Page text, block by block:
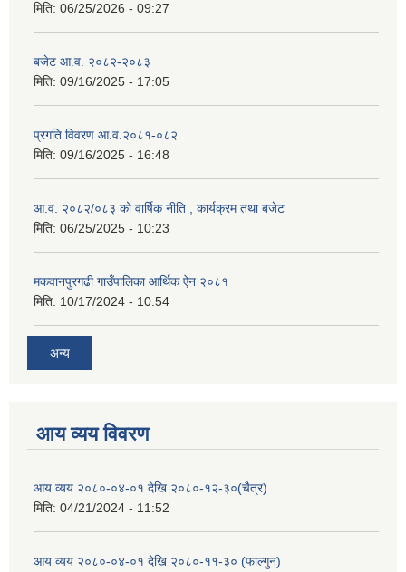
मिति: 06/25/2026 - 09:27
बजेट आ.व. २०८२-२०८३
मिति: 09/16/2025 - 17:05
प्रगति विवरण आ.व.२०८१-०८२
मिति: 09/16/2025 - 16:48
आ.व. २०८२/०८३ को वार्षिक नीति , कार्यक्रम तथा बजेट
मिति: 06/25/2025 - 10:23
मकवानपुरगढी गाउँपालिका आर्थिक ‌‌‌ऐन २०८१
मिति: 10/17/2024 - 10:54
अन्य
आय व्यय विवरण
आय व्यय २०८०-०४-०१ देखि २०८०-१२-३०(चैत्र)
मिति: 04/21/2024 - 11:52
आय व्यय २०८०-०४-०१ देखि २०८०-११-३० (फाल्गुन)